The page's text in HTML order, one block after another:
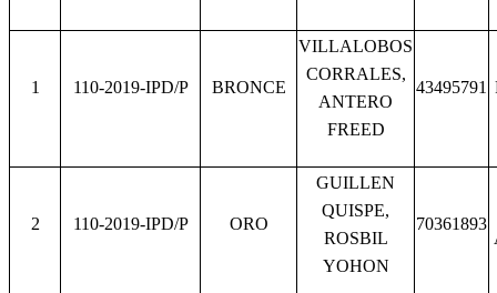
1 110-2019-IPD/P BRONCE
VILLALOBOS
CORRALES,
ANTERO
FREED
43495791
2 110-2019-IPD/P ORO
GUILLEN
QUISPE,
ROSBIL
YOHON
70361893